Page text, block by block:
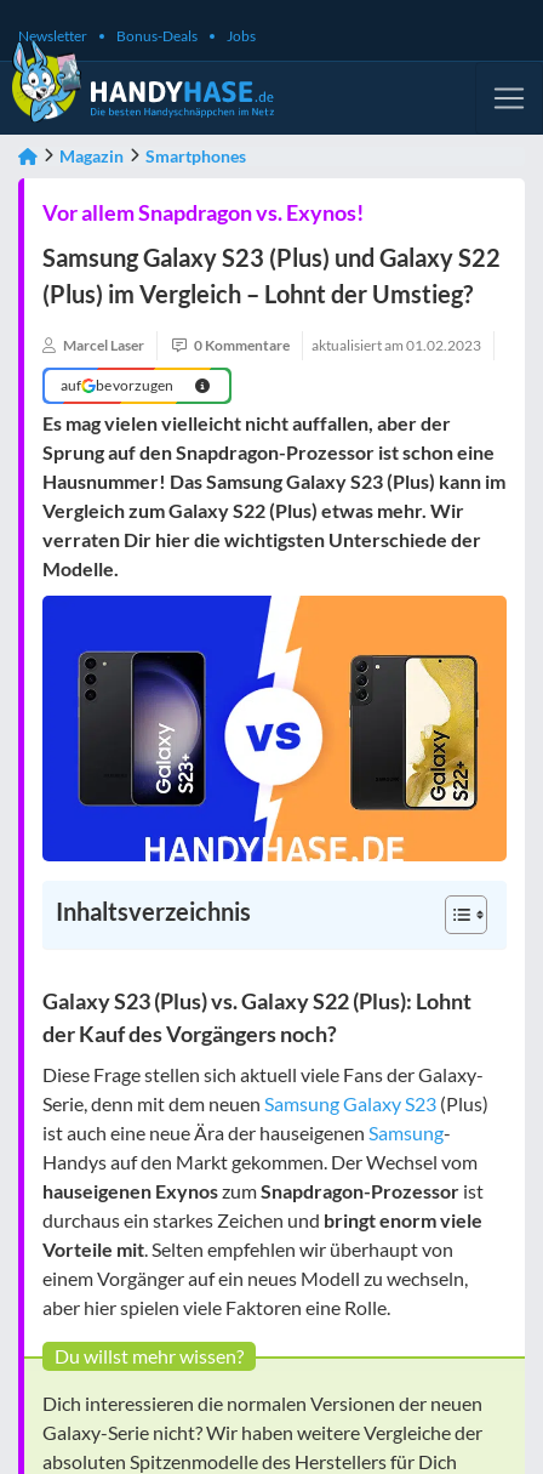
Newsletter Bonus-Deals Jobs
Magazin Smartphones
Vor allem Snapdragon vs. Exynos!
Samsung Galaxy S23 (Plus) und Galaxy S22
(Plus) im Vergleich – Lohnt der Umstieg?
Marcel Laser 0 Kommentare aktualisiert am 01.02.2023
auf bevorzugen
Es mag vielen vielleicht nicht auffallen, aber der
Sprung auf den Snapdragon-Prozessor ist schon eine
Hausnummer! Das Samsung Galaxy S23 (Plus) kann im
Vergleich zum Galaxy S22 (Plus) etwas mehr. Wir
verraten Dir hier die wichtigsten Unterschiede der
Modelle.
Inhaltsverzeichnis
Galaxy S23 (Plus) vs. Galaxy S22 (Plus): Lohnt
der Kauf des Vorgängers noch?
Diese Frage stellen sich aktuell viele Fans der Galaxy-
Serie, denn mit dem neuen Samsung Galaxy S23 (Plus)
ist auch eine neue Ära der hauseigenen Samsung-
Handys auf den Markt gekommen. Der Wechsel vom
hauseigenen ExynoszumSnapdragon-Prozessor ist
durchaus ein starkes Zeichen und bringt enorm viele
Vorteile mit. Selten empfehlen wir überhaupt von
einem Vorgänger auf ein neues Modell zu wechseln,
aber hier spielen viele Faktoren eine Rolle.
Du willst mehr wissen?
Dich interessieren die normalen Versionen der neuen
Galaxy-Serie nicht? Wir haben weitere Vergleiche der
absoluten Spitzenmodelle des Herstellers für Dich